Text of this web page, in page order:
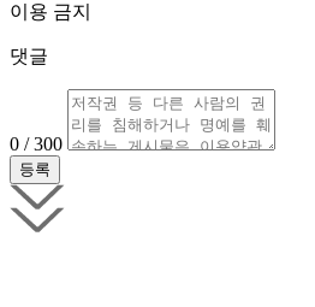
이용 금지
댓글
0 / 300